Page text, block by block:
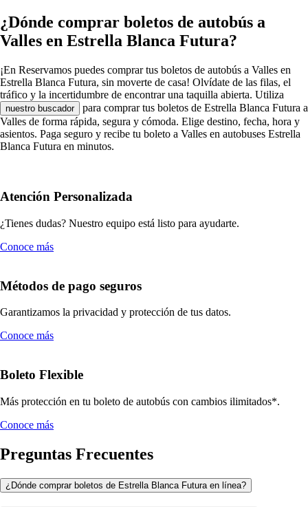
¿Dónde comprar boletos de autobús a
Valles en Estrella Blanca Futura?
¡En Reservamos puedes comprar tus boletos de autobús a Valles en
Estrella Blanca Futura, sin moverte de casa! Olvídate de las filas, el
tráfico y la incertidumbre de encontrar una taquilla abierta. Utiliza
nuestro buscador
para comprar tus boletos de Estrella Blanca Futura a
Valles de forma rápida, segura y cómoda. Elige destino, fecha, hora y
asientos. Paga seguro y recibe tu boleto a Valles en autobuses Estrella
Blanca Futura en minutos.
Atención Personalizada
¿Tienes dudas? Nuestro equipo está listo para ayudarte.
Conoce más
Métodos de pago seguros
Garantizamos la privacidad y protección de tus datos.
Conoce más
Boleto Flexible
Más protección en tu boleto de autobús con cambios ilimitados*.
Conoce más
Preguntas Frecuentes
¿Dónde comprar boletos de Estrella Blanca Futura en línea?